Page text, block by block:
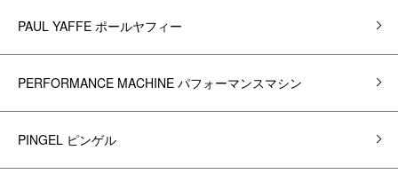
PAUL YAFFE ポールヤフィー
PERFORMANCE MACHINE パフォーマンスマシン
PINGEL ピンゲル